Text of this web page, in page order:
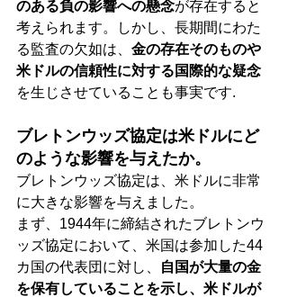
のある負の影響への懸念が存在すると
考えられます。しかし、長期間にわた
る監査の欠如は、 金の存在そのものや
米ドルの信頼性に対する国際的な疑念
を生じさせていることも事実です.
ブレトンウッズ協定は米ドルにど
のような影響を与えたか。
ブレトンウッズ協定は、米ドルに非常
に大きな影響を与えました。
まず、1944年に締結されたブレトンウ
ッズ協定において、米国は参加した44
カ国の代表団に対し、
自国が大量の金
を保有していることを示し、米ドルが